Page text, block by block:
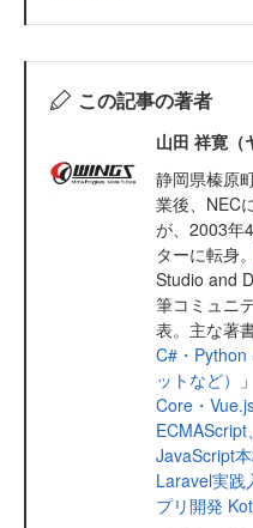
この記事の著者
山田 祥寛（
静岡県榛原
業後、NEC
が、2003年
ターに転身。
Studio and
筆コミュニ
表。主な著
C#・Python
ットなど）
Core・
ECMAScript
JavaScript
Laravel実践
プリ開発